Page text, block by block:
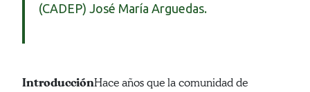
(CADEP) José María Arguedas.
IntroducciónHace años que la comunidad de